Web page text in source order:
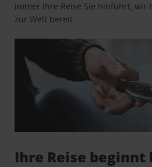
immer Ihre Reise Sie hinführt, wir
zur Welt bereit.
Ihre Reise beginnt